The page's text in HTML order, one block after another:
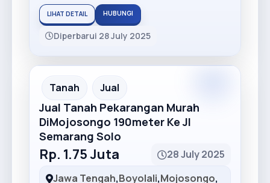
LIHAT DETAIL HUBUNGI
Diperbarui 28 July 2025
Tanah Jual
Jual Tanah Pekarangan Murah
DiMojosongo 190meter Ke Jl
Semarang Solo
Rp. 1.75 Juta
28 July 2025
Jawa Tengah,Boyolali,Mojosongo,